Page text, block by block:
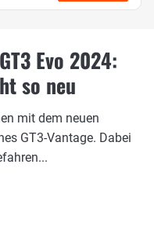
Evo 2024:
so neu
mit dem neuen
GT3-Vantage. Dabei